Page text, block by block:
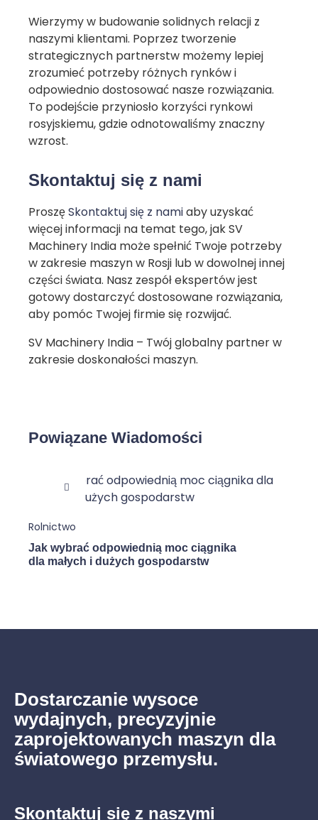
Wierzymy w budowanie solidnych relacji z
naszymi klientami. Poprzez tworzenie
strategicznych partnerstw możemy lepiej
zrozumieć potrzeby różnych rynków i
odpowiednio dostosować nasze rozwiązania.
To podejście przyniosło korzyści rynkowi
rosyjskiemu, gdzie odnotowaliśmy znaczny
wzrost.
Skontaktuj się z nami
ProszęSkontaktuj się z namiaby uzyskać
więcej informacji na temat tego, jak SV
Machinery India może spełnić Twoje potrzeby
w zakresie maszyn w Rosji lub w dowolnej innej
części świata. Nasz zespół ekspertów jest
gotowy dostarczyć dostosowane rozwiązania,
aby pomóc Twojej firmie się rozwijać.
SV Machinery India – Twój globalny partner w
zakresie doskonałości maszyn.
Powiązane Wiadomości
Rolnictwo
Jak wybrać odpowiednią moc ciągnika
dla małych i dużych gospodarstw
Dostarczanie wysoce
wydajnych, precyzyjnie
zaprojektowanych maszyn dla
światowego przemysłu.
Skontaktuj się z naszymi